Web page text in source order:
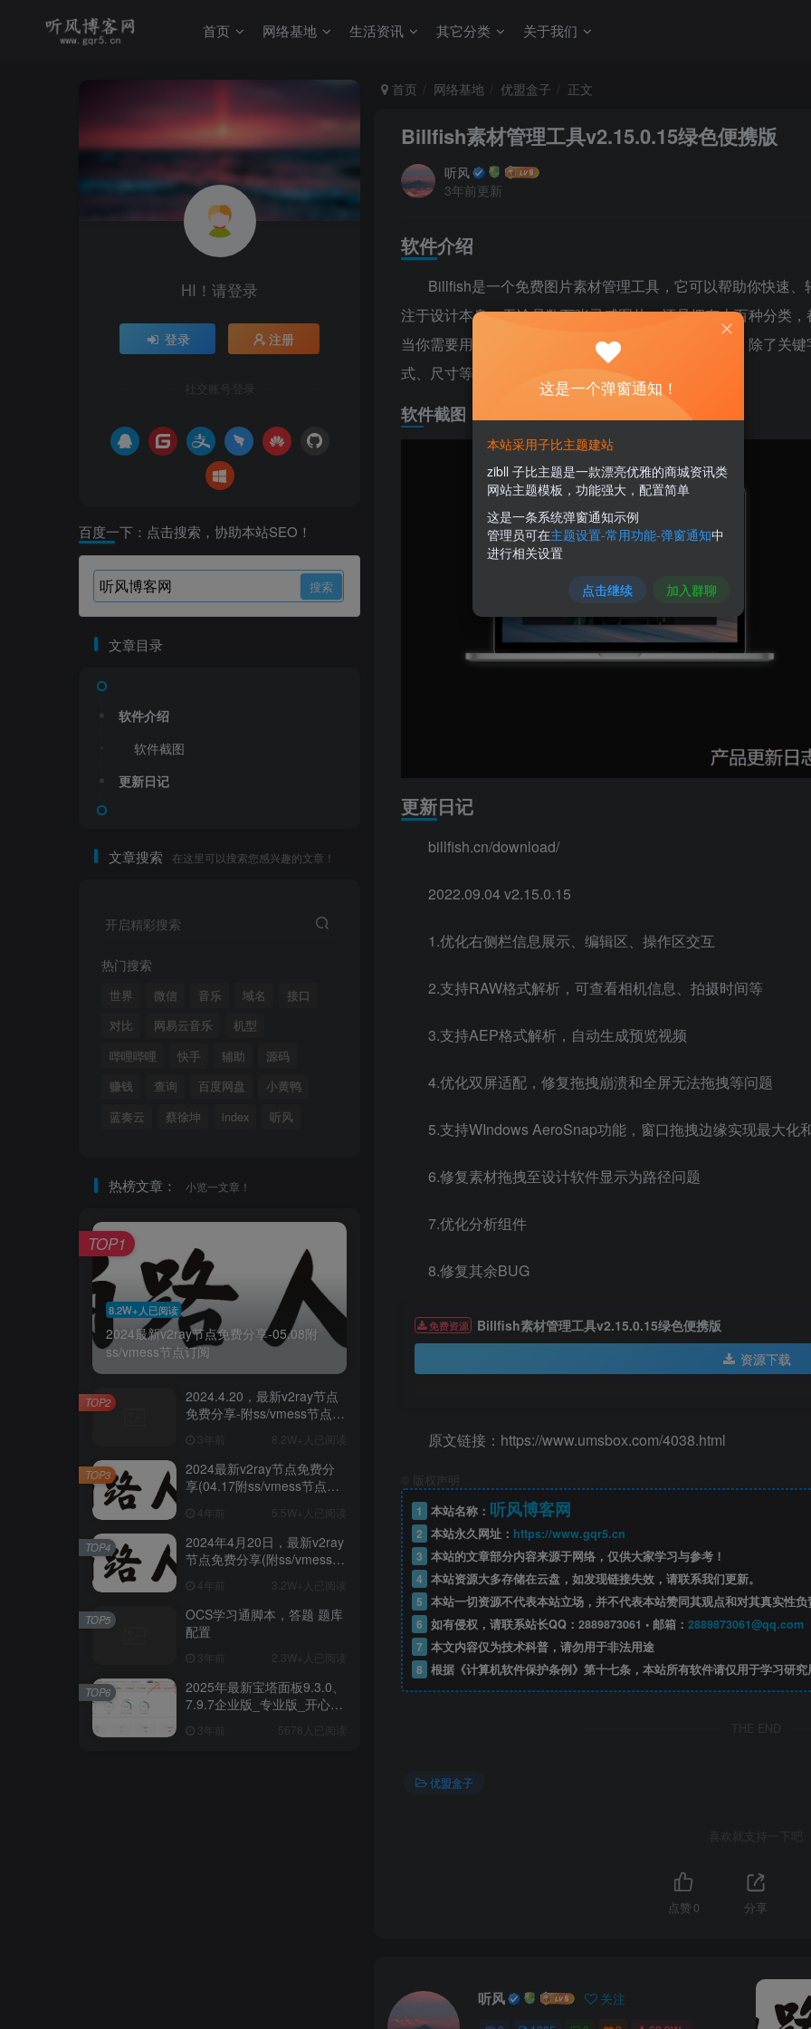
首页 网络基地 生活资讯 其它分类 关于我们
首页 网络基地 优盟盒子 正文
Billfish素材管理工具v2.15.0.15绿色便携版
听风
3年前更新
软件介绍
Billfish是一个免费图片素材管理工具，它可以帮助你快速
注于设计本身，无论是数万张灵感图片、还是拥有上百种分类
当你需要用到素材时，强大的搜索能力让你快速找图。除了关
式、尺寸等多种方式。
软件截图
更新日记
billfish.cn/download/
2022.09.04 v2.15.0.15
1.优化右侧栏信息展示、编辑区、操作区交互
2.支持RAW格式解析，可查看相机信息、拍摄时间等
3.支持AEP格式解析，自动生成预览视频
4.优化双屏适配，修复拖拽崩溃和全屏无法拖拽等问题
5.支持WIndows AeroSnap功能，窗口拖拽边缘实现最大化
6.修复素材拖拽至设计软件显示为路径问题
7.优化分析组件
8.修复其余BUG
免费资源
Billfish素材管理工具v2.15.0.15绿色便携版
资源下载
原文链接：https://www.umsbox.com/4038.html
版权声明
1
本站名称： 听风博客网
2 本站永久网址： https://www.gqr5.cn
3 本站的文章部分内容来源于网络，仅供大家学习与参考！
4 本站资源大多存储在云盘，如发现链接失效，请联系我们更新。
5 本站一切资源不代表本站立场，并不代表本站赞同其观点和对其真实性负
6 如有侵权，请联系站长QQ： 2889873061 • 邮箱： 2889873061@qq.com
7 本文内容仅为技术科普，请勿用于非法用途
8 根据《计算机软件保护条例》第十七条，本站所有软件请仅用于学习研究
THE END
优盟盒子
喜欢就支持一下吧
点赞 0 分享
听风 关注
HI！请登录
登录 注册
社交账号登录
百度一下：点击搜索，协助本站SEO！
文章目录
软件介绍
软件截图
更新日记
文章搜索 在这里可以搜索您感兴趣的文章！
开启精彩搜索
热门搜索
世界 微信 音乐 域名
接口
对比
网易云音乐
机型
哔哩哔哩
快手 辅助
源码
赚钱
查询 百度网盘
小黄鸭
蓝奏云
蔡徐坤 index 听风
热榜文章： 小览一文章！
8.2W+人已阅读
2024最新v2ray节点免费分享-05.08附
ss/vmess节点订阅
TOP1
2024.4.20，最新v2ray节点
免费分享-附ss/vmess节点订
3年前 8.2W+人已阅读
TOP2
2024最新v2ray节点免费分
享(04.17附ss/vmess节点订
4年前 5.5W+人已阅读
TOP3
2024年4月20日，最新v2ray
节点免费分享(附ss/vmess节
4年前 3.2W+人已阅读
TOP4
OCS学习通脚本，答题 题库
配置
3年前 2.3W+人已阅读
TOP5
2025年最新宝塔面板9.3.0、
7.9.7企业版_专业版_开心破
3年前 5678人已阅读
TOP6
这是一个弹窗通知！
本站采用子比主题建站
zibll 子比主题是一款漂亮优雅的商城资讯类
网站主题模板，功能强大，配置简单
这是一条系统弹窗通知示例
管理员可在主题设置-常用功能-弹窗通知中
进行相关设置
点击继续 加入群聊